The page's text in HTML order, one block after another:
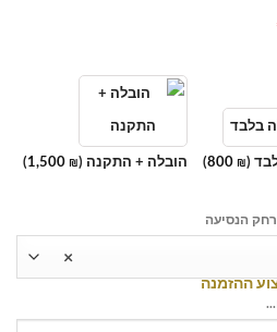
(
800 ₪
) הובלה + התקנה ( 1,500 ₪
)
הנסיעה
×
ההזמנה